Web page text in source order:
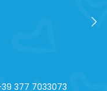
377 7033073